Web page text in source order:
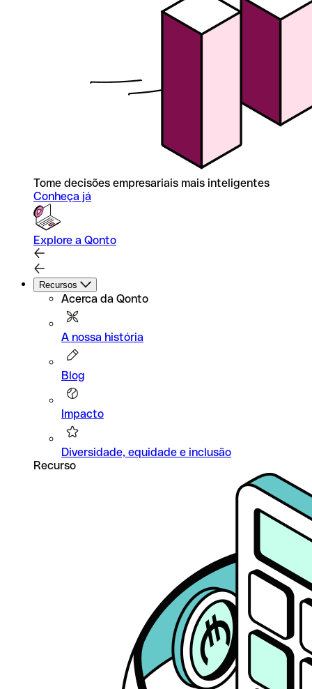
Tome decisões empresariais mais inteligentes
Conheça já
Explore a Qonto
Recursos
Acerca da Qonto
A nossa história
Blog
Impacto
Diversidade, equidade e inclusão
Recurso